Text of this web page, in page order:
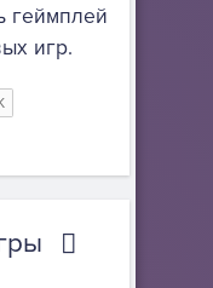
геймплей
игр.